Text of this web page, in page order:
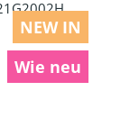
NEW IN
Wie neu